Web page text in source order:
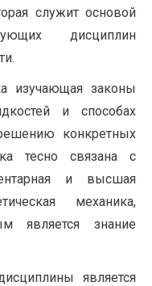
служит основой
дисциплин
изучающая законы
и способах
конкретных
тесно связана с
и высшая
механика,
является знание
является